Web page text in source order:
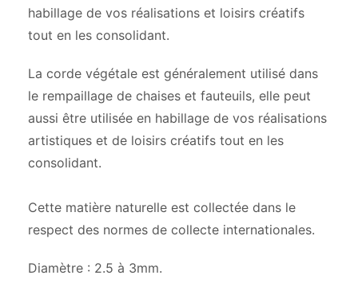
habillage de vos réalisations et loisirs créatifs
tout en les consolidant.
La corde végétale est généralement utilisé dans
le rempaillage de chaises et fauteuils, elle peut
aussi être utilisée en habillage de vos réalisations
artistiques et de loisirs créatifs tout en les
consolidant.
Cette matière naturelle est collectée dans le
respect des normes de collecte internationales.
Diamètre : 2.5 à 3mm.